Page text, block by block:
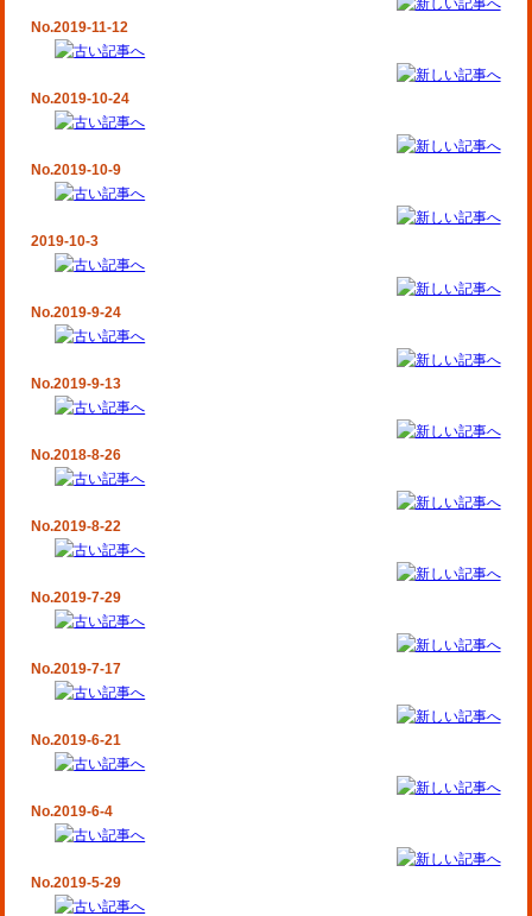
No.2019-11-12
No.2019-10-24
No.2019-10-9
2019-10-3
No.2019-9-24
No.2019-9-13
No.2018-8-26
No.2019-8-22
No.2019-7-29
No.2019-7-17
No.2019-6-21
No.2019-6-4
No.2019-5-29